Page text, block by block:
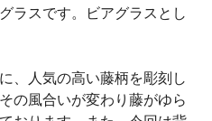
ラスです。ビアグラスとし
、人気の高い藤柄を彫刻し
の風合いが変わり藤がゆら